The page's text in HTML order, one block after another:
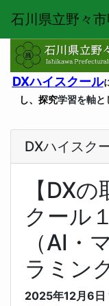
DXハイスクール
し、探究学習を軸と
DXハイスク
【DX
クール
（AI・
ラミン
2025年12月6日